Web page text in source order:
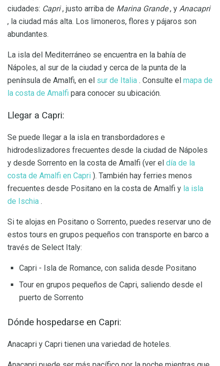
ciudades: Capri, justo arriba de Marina Grande, y Anacapri
, la ciudad más alta. Los limoneros, flores y pájaros son
abundantes.
La isla del Mediterráneo se encuentra en la bahía de
Nápoles, al sur de la ciudad y cerca de la punta de la
península de Amalfi, en el sur de Italia . Consulte el mapa de
la costa de Amalfi para conocer su ubicación.
Llegar a Capri:
Se puede llegar a la isla en transbordadores e
hidrodeslizadores frecuentes desde la ciudad de Nápoles
y desde Sorrento en la costa de Amalfi (ver el día de la
costa de Amalfi en Capri ). También hay ferries menos
frecuentes desde Positano en la costa de Amalfi y la isla
de Ischia .
Si te alojas en Positano o Sorrento, puedes reservar uno de
estos tours en grupos pequeños con transporte en barco a
través de Select Italy:
Capri - Isla de Romance, con salida desde Positano
Tour en grupos pequeños de Capri, saliendo desde el
puerto de Sorrento
Dónde hospedarse en Capri:
Anacapri y Capri tienen una variedad de hoteles.